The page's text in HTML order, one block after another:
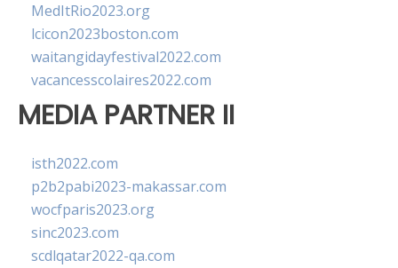
MedItRio2023.org
lcicon2023boston.com
waitangidayfestival2022.com
vacancesscolaires2022.com
MEDIA PARTNER II
isth2022.com
p2b2pabi2023-makassar.com
wocfparis2023.org
sinc2023.com
scdlqatar2022-qa.com